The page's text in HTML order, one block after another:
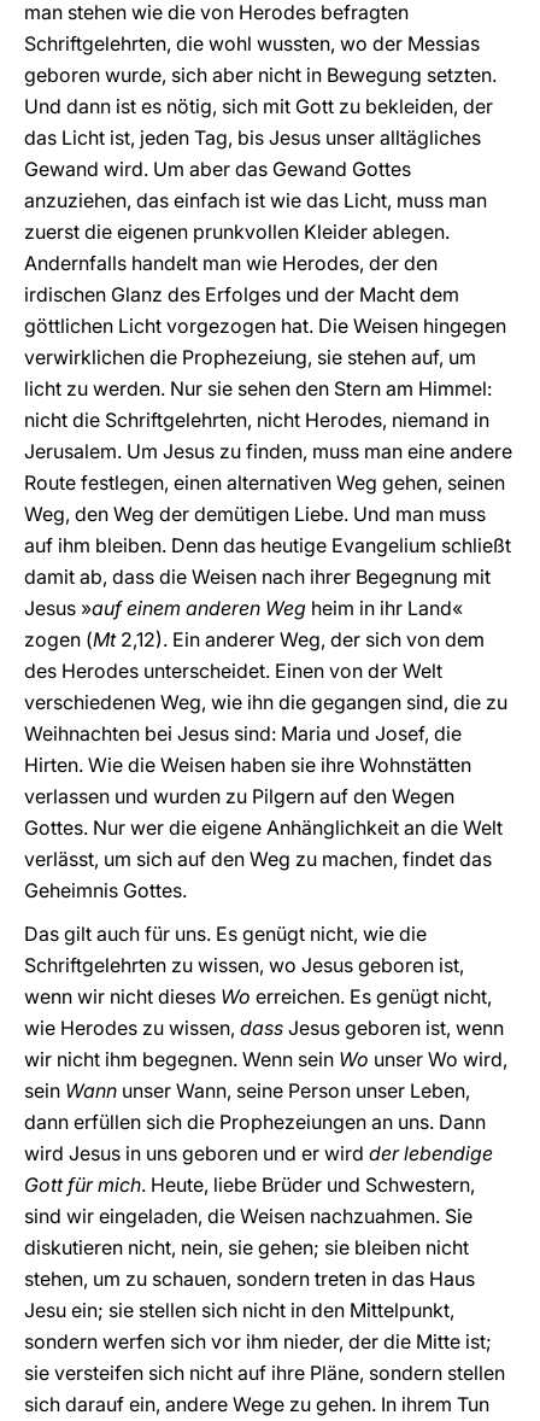
man stehen wie die von Herodes befragten
Schriftgelehrten, die wohl wussten, wo der Messias
geboren wurde, sich aber nicht in Bewegung setzten.
Und dann ist es nötig, sich mit Gott zu bekleiden, der
das Licht ist, jeden Tag, bis Jesus unser alltägliches
Gewand wird. Um aber das Gewand Gottes
anzuziehen, das einfach ist wie das Licht, muss man
zuerst die eigenen prunkvollen Kleider ablegen.
Andernfalls handelt man wie Herodes, der den
irdischen Glanz des Erfolges und der Macht dem
göttlichen Licht vorgezogen hat. Die Weisen hingegen
verwirklichen die Prophezeiung, sie stehen auf, um
licht zu werden. Nur sie sehen den Stern am Himmel:
nicht die Schriftgelehrten, nicht Herodes, niemand in
Jerusalem. Um Jesus zu finden, muss man eine andere
Route festlegen, einen alternativen Weg gehen, seinen
Weg, den Weg der demütigen Liebe. Und man muss
auf ihm bleiben. Denn das heutige Evangelium schließt
damit ab, dass die Weisen nach ihrer Begegnung mit
Jesus »auf einem anderen Weg heim in ihr Land«
zogen (Mt2,12). Ein anderer Weg, der sich von dem
des Herodes unterscheidet. Einen von der Welt
verschiedenen Weg, wie ihn die gegangen sind, die zu
Weihnachten bei Jesus sind: Maria und Josef, die
Hirten. Wie die Weisen haben sie ihre Wohnstätten
verlassen und wurden zu Pilgern auf den Wegen
Gottes. Nur wer die eigene Anhänglichkeit an die Welt
verlässt, um sich auf den Weg zu machen, findet das
Geheimnis Gottes.
Das gilt auch für uns. Es genügt nicht, wie die
Schriftgelehrten zu wissen, wo Jesus geboren ist,
wenn wir nicht dieses Wo erreichen. Es genügt nicht,
wie Herodes zu wissen, dass Jesus geboren ist, wenn
wir nicht ihm begegnen. Wenn sein Wo unser Wo wird,
sein Wann unser Wann, seine Person unser Leben,
dann erfüllen sich die Prophezeiungen an uns. Dann
wird Jesus in uns geboren und er wird der lebendige
Gott für mich. Heute, liebe Brüder und Schwestern,
sind wir eingeladen, die Weisen nachzuahmen. Sie
diskutieren nicht, nein, sie gehen; sie bleiben nicht
stehen, um zu schauen, sondern treten in das Haus
Jesu ein; sie stellen sich nicht in den Mittelpunkt,
sondern werfen sich vor ihm nieder, der die Mitte ist;
sie versteifen sich nicht auf ihre Pläne, sondern stellen
sich darauf ein, andere Wege zu gehen. In ihrem Tun